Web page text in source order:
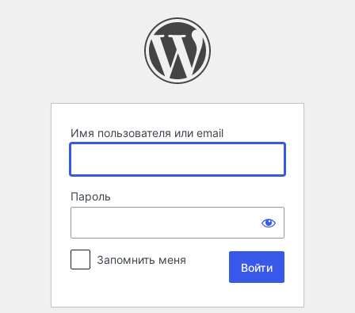
Имя пользователя или email
Пароль
Запомнить меня